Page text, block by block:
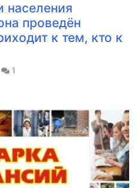
населения
проведён
к тем, кто к
1